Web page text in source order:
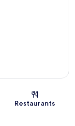
Restaurants